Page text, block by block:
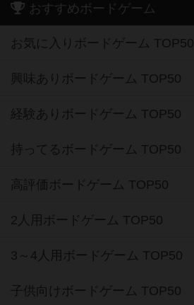
おすすめボードゲーム
お気に入りボードゲーム TOP50
興味ありボードゲーム TOP50
経験ありボードゲーム TOP50
持ってるボードゲーム TOP50
高評価ボードゲーム TOP50
2人用ボードゲーム TOP50
3～4人用ボードゲーム TOP50
子供向けボードゲーム TOP50